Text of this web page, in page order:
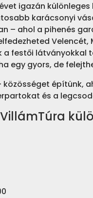
igazán különleges
karácsonyi
– ahol a pihenés
a festői látványokkal
egy gyors, de
építünk,
és a